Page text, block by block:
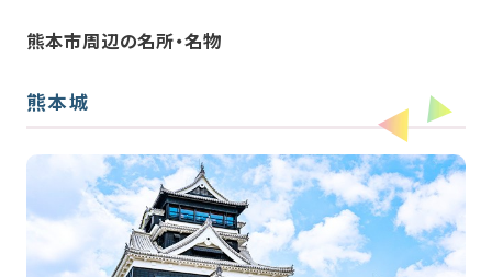
熊本市周辺の名所・名物
熊本城